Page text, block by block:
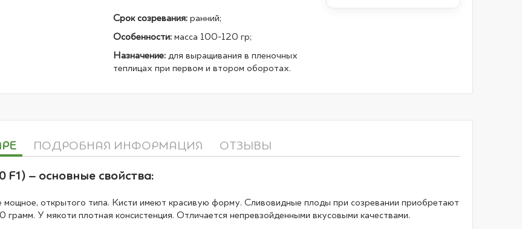
Срок созревания:ранний;
Особенности:масса 100-120 гр;
Назначение:для выращивания в пленочных
теплицах при первом и втором оборотах.
F1) – основные свойства:
мощное, открытого типа. Кисти имеют красивую форму. Сливовидные плоды при созревании приобретают
У мякоти плотная консистенция. Отличается непревзойденными вкусовыми качествами.
ПОДРОБНАЯ ИНФОРМАЦИЯ ОТЗЫВЫ